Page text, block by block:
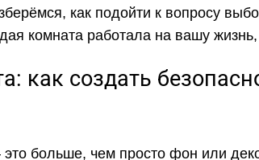
как подойти к вопросу
комната работала на вашу
как создать
больше, чем просто фон или